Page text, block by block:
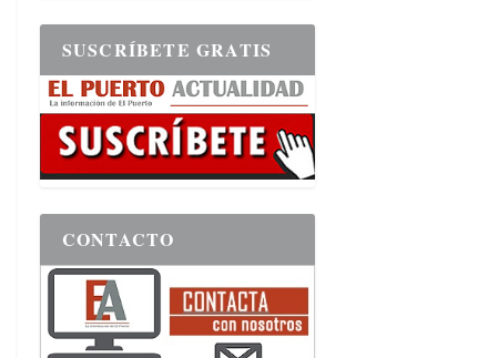
SUSCRÍBETE GRATIS
CONTACTO